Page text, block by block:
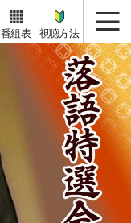
番組表 視聴方法